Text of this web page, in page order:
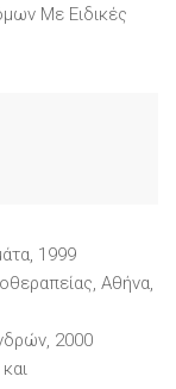
Με Ειδικές
1999
Αθήνα,
2000